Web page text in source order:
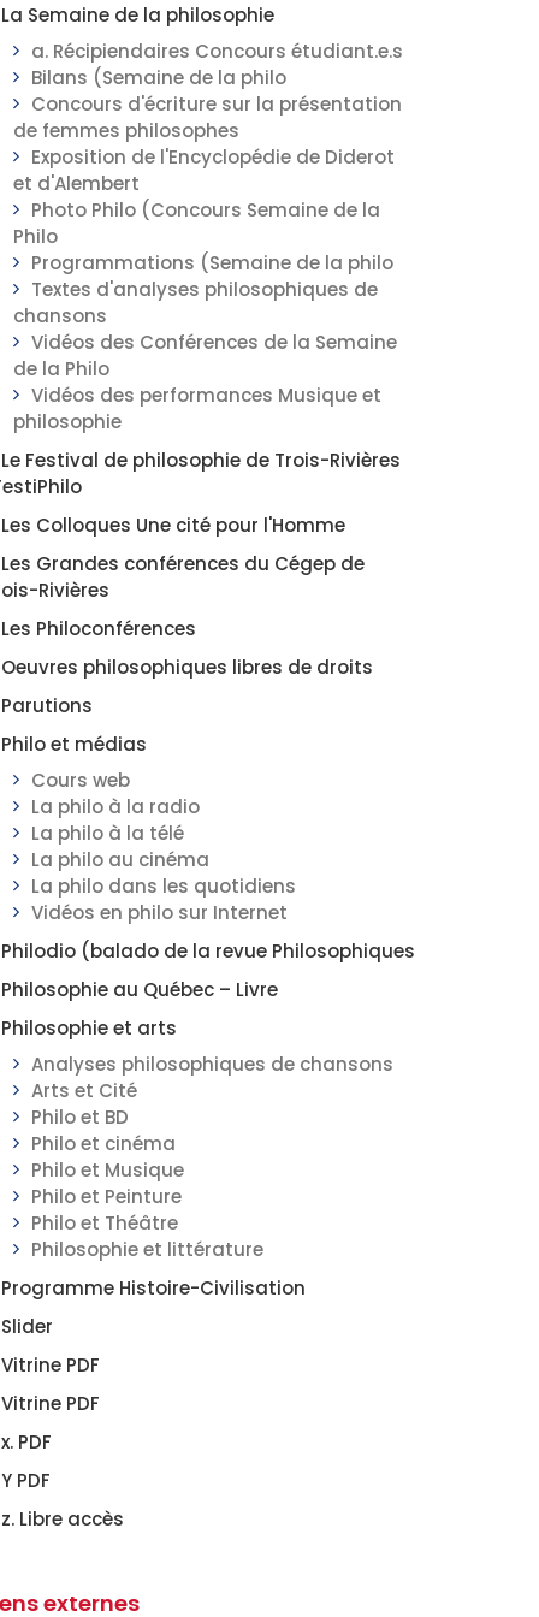
La Semaine de la philosophie
a. Récipiendaires Concours étudiant.e.s
Bilans (Semaine de la philo
Concours d'écriture sur la présentation
de femmes philosophes
Exposition de l'Encyclopédie de Diderot
et d'Alembert
Photo Philo (Concours Semaine de la
Philo
Programmations (Semaine de la philo
Textes d'analyses philosophiques de
chansons
Vidéos des Conférences de la Semaine
de la Philo
Vidéos des performances Musique et
philosophie
Le Festival de philosophie de Trois-Rivières
Les Colloques Une cité pour l'Homme
Les Grandes conférences du Cégep de
Rivières
Les Philoconférences
Oeuvres philosophiques libres de droits
Parutions
Philo et médias
Cours web
La philo à la radio
La philo à la télé
La philo au cinéma
La philo dans les quotidiens
Vidéos en philo sur Internet
Philodio (balado de la revue Philosophiques
Philosophie au Québec – Livre
Philosophie et arts
Analyses philosophiques de chansons
Arts et Cité
Philo et BD
Philo et cinéma
Philo et Musique
Philo et Peinture
Philo et Théâtre
Philosophie et littérature
Programme Histoire-Civilisation
Slider
Vitrine PDF
Vitrine PDF
x. PDF
Y PDF
z. Libre accès
externes